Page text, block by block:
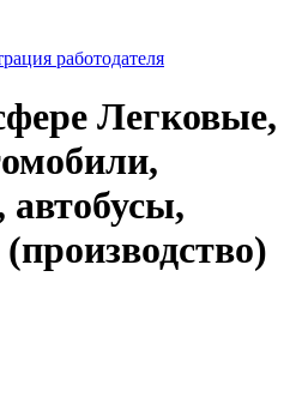
работодателя
Легковые,
автобусы,